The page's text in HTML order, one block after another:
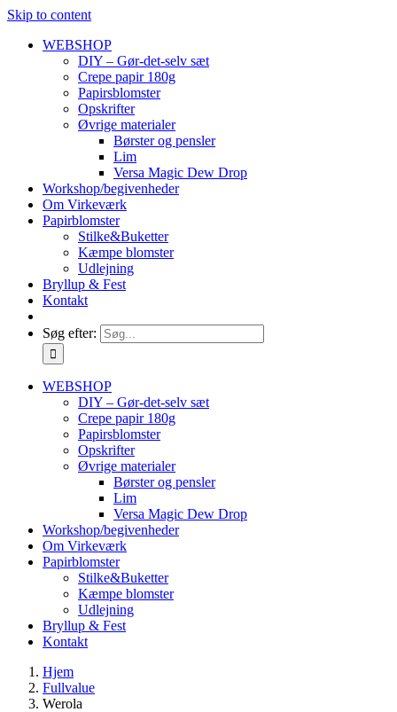
Skip to content
WEBSHOP
DIY – Gør-det-selv sæt
Crepe papir 180g
Papirsblomster
Opskrifter
Øvrige materialer
Børster og pensler
Lim
Versa Magic Dew Drop
Workshop/begivenheder
Om Virkeværk
Papirblomster
Stilke&Buketter
Kæmpe blomster
Udlejning
Bryllup & Fest
Kontakt
Søg efter:
WEBSHOP
DIY – Gør-det-selv sæt
Crepe papir 180g
Papirsblomster
Opskrifter
Øvrige materialer
Børster og pensler
Lim
Versa Magic Dew Drop
Workshop/begivenheder
Om Virkeværk
Papirblomster
Stilke&Buketter
Kæmpe blomster
Udlejning
Bryllup & Fest
Kontakt
Hjem
Fullvalue
Werola